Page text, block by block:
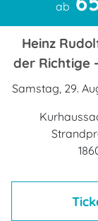
ab
Heinz
der Richtige
Samstag, 29.